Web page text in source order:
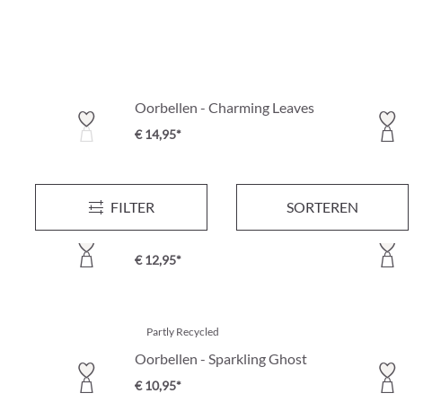
FILTER SORTEREN
Oorbellen - Charming Leaves
€ 14,95*
Oorbellen - Lovely Strawberry
€ 12,95*
Partly Recycled
Oorbellen - Sparkling Ghost
€ 10,95*